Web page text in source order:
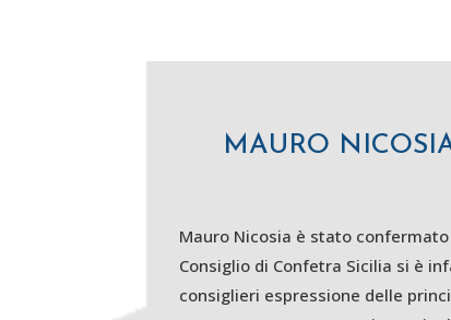
MAURO
Mauro Nicosia è stato
Consiglio di Confetra Sicilia si è
consiglieri espressione delle